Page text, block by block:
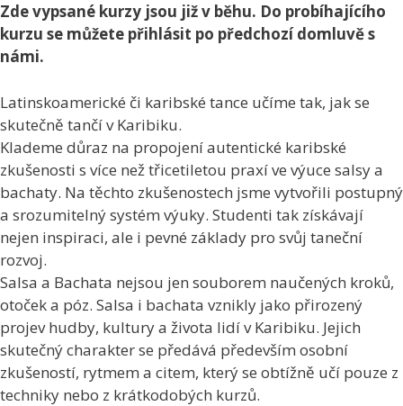
Zde vypsané kurzy jsou již v běhu. Do probíhajícího
kurzu se můžete přihlásit po předchozí domluvě s
námi.
Latinskoamerické či karibské tance učíme tak, jak se
skutečně tančí v Karibiku.
Klademe důraz na propojení autentické karibské
zkušenosti s více než třicetiletou praxí ve výuce salsy a
bachaty. Na těchto zkušenostech jsme vytvořili postupný
a srozumitelný systém výuky. Studenti tak získávají
nejen inspiraci, ale i pevné základy pro svůj taneční
rozvoj.
Salsa a Bachata nejsou jen souborem naučených kroků,
otoček a póz. Salsa i bachata vznikly jako přirozený
projev hudby, kultury a života lidí v Karibiku. Jejich
skutečný charakter se předává především osobní
zkušeností, rytmem a citem, který se obtížně učí pouze z
techniky nebo z krátkodobých kurzů.